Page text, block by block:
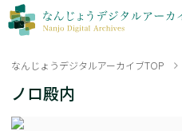
なんじょうデジタルアーカイブTOP
ノロ殿内